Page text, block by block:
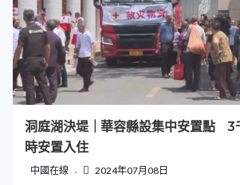
洞庭湖決堤｜華容縣設集中安置點 3
時安置入住
中國在線 2024年07月08日